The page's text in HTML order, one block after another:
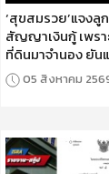
‘สุขสมรวย’แจงลู
สัญญาเงินกู้ เพรา
ที่ดินมาจำนอง ยัน
05 สิงหาคม